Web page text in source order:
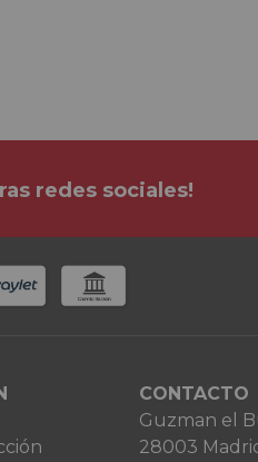
redes sociales!
CONTACTO
Guzman el
28003